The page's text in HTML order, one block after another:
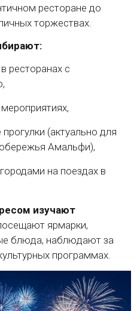
ресторане до
торжествах.
ресторанах с
(актуально для
Амальфи),
на поездах в
изучают
ярмарки,
блюда, наблюдают за
программах.